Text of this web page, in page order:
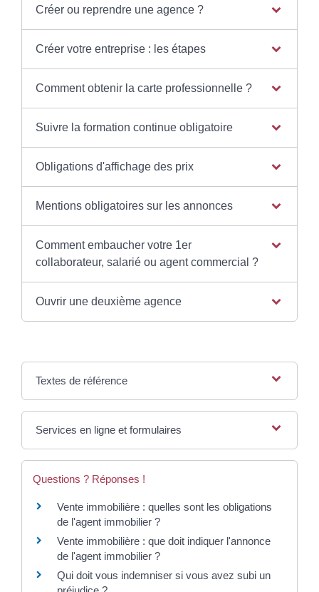
Créer ou reprendre une agence ?
Créer votre entreprise : les étapes
Comment obtenir la carte professionnelle ?
Suivre la formation continue obligatoire
Obligations d'affichage des prix
Mentions obligatoires sur les annonces
Comment embaucher votre 1er
collaborateur, salarié ou agent commercial ?
Ouvrir une deuxième agence
Textes de référence
Services en ligne et formulaires
Questions ? Réponses !
Vente immobilière : quelles sont les obligations
de l'agent immobilier ?
Vente immobilière : que doit indiquer l'annonce
de l'agent immobilier ?
Qui doit vous indemniser si vous avez subi un